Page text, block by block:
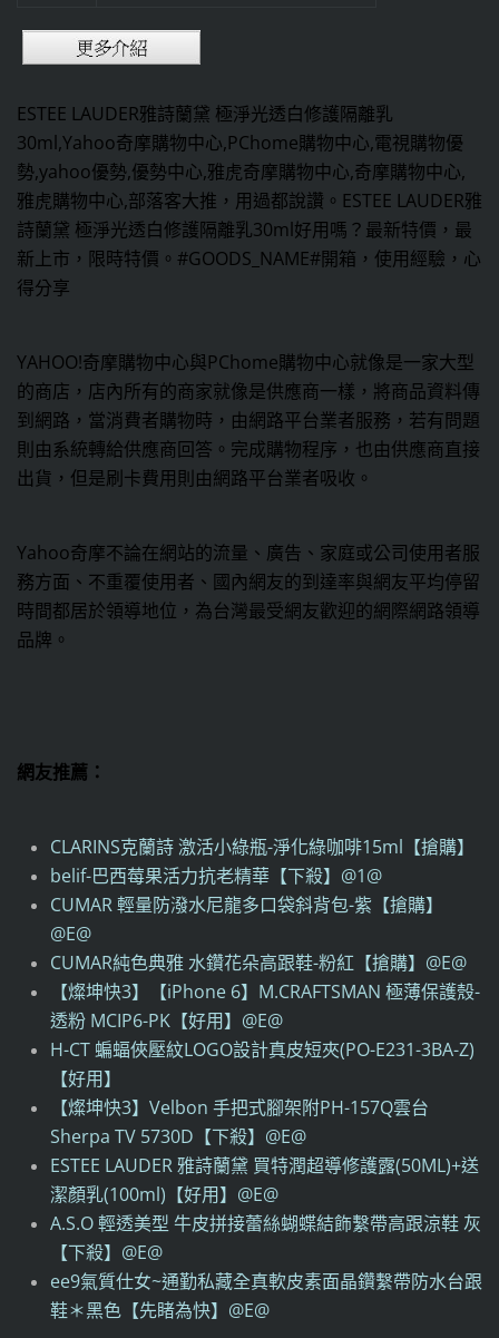
ESTEE LAUDER雅詩蘭黛 極淨光透白修護隔離乳
30ml,Yahoo奇摩購物中心,PChome購物中心,電視購物優
勢,yahoo優勢,優勢中心,雅虎奇摩購物中心,奇摩購物中心,
雅虎購物中心,部落客大推，用過都說讚。ESTEE LAUDER雅
詩蘭黛 極淨光透白修護隔離乳30ml好用嗎？最新特價，最
新上市，限時特價。#GOODS_NAME#開箱，使用經驗，心
得分享
YAHOO!奇摩購物中心與PChome購物中心就像是一家大型
的商店，店內所有的商家就像是供應商一樣，將商品資料傳
到網路，當消費者購物時，由網路平台業者服務，若有問題
則由系統轉給供應商回答。完成購物程序，也由供應商直接
出貨，但是刷卡費用則由網路平台業者吸收。
Yahoo奇摩不論在網站的流量、廣告、家庭或公司使用者服
務方面、不重覆使用者、國內網友的到達率與網友平均停留
時間都居於領導地位，為台灣最受網友歡迎的網際網路領導
品牌。
網友推薦：
CLARINS克蘭詩 激活小綠瓶-淨化綠咖啡15ml【搶購】
belif-巴西莓果活力抗老精華【下殺】@1@
CUMAR 輕量防潑水尼龍多口袋斜背包-紫【搶購】
@E@
CUMAR純色典雅 水鑽花朵高跟鞋-粉紅【搶購】@E@
【燦坤快3】【iPhone 6】M.CRAFTSMAN 極薄保護殼-
透粉 MCIP6-PK【好用】@E@
H-CT 蝙蝠俠壓紋LOGO設計真皮短夾(PO-E231-3BA-Z)
【好用】
【燦坤快3】Velbon 手把式腳架附PH-157Q雲台
Sherpa TV 5730D【下殺】@E@
ESTEE LAUDER 雅詩蘭黛 買特潤超導修護露(50ML)+送
潔顏乳(100ml)【好用】@E@
A.S.O 輕透美型 牛皮拼接蕾絲蝴蝶結飾繫帶高跟涼鞋 灰
【下殺】@E@
ee9氣質仕女~通勤私藏全真軟皮素面晶鑽繫帶防水台跟
鞋＊黑色【先睹為快】@E@